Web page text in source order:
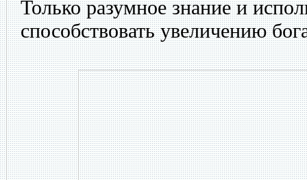
Только разумное знание и
способствовать увеличению